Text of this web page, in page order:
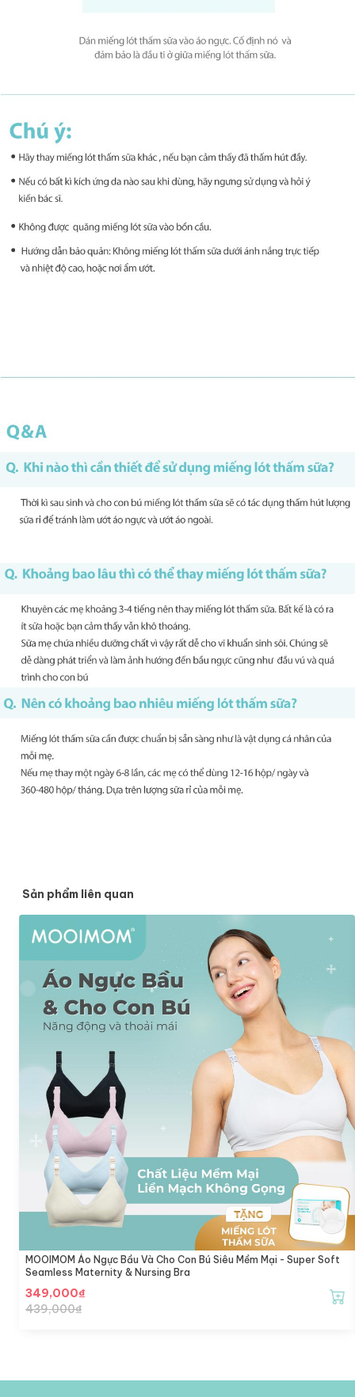
Sản phẩm liên quan
MOOIMOM Áo Ngực Bầu Và Cho Con Bú Siêu Mềm Mại - Super Soft
Seamless Maternity & Nursing Bra
349,000₫
439,000₫